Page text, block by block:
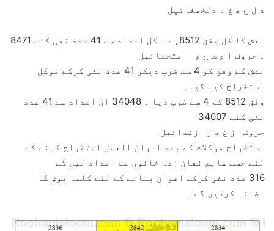
د ل خ ھ غ ۔ دلخھغائیل
نقش کا کل وفق 8512ہے ۔ کل اعداد سے 41 عدد نفی کئے 8471
۔ حروف ا ع ت ح غ اعتحغائیل
نقش کے وفق کو 4 سے ضرب دیکر 41 عدد نفی کرکے موکل
استخراج کیا گیا۔
وفق 8512 کو 4 سے ضرب دیا ۔ 34048 ان اعداد سے 41 عدد
نفی کئے 34007
حروف ز غ د ل زغدائیل
استخراج موکلات کے بعد اعوان العمل استخراج کرنے کے
لئے حسب سابق نشان زدہ خانوں سے اعداد لیں گے
316 عدد نفی کرکے اعوان بنانے کے لئے کلمہ یوش کا
اضافہ کردیں گے ۔